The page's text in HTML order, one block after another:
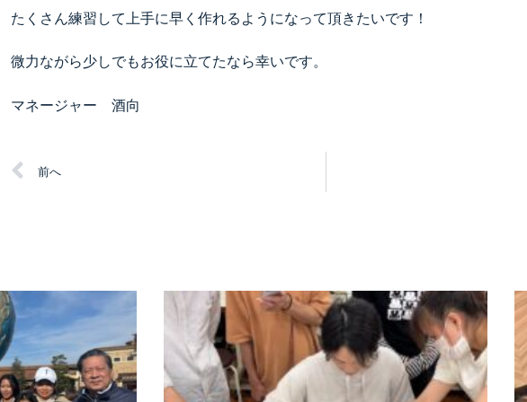
たくさん練習して上手に早く作れるようになって頂きたいです！
微力ながら少しでもお役に立てたなら幸いです。
マネージャー 酒向
前へ